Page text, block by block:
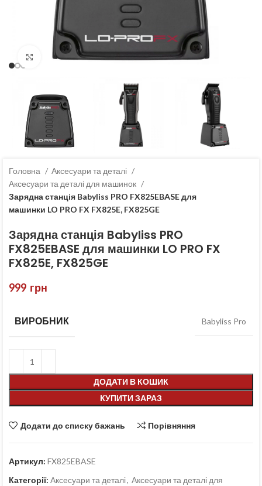
Клацніть, щоб збільшити
Головна
Аксесуари та деталі
Аксесуари та деталі для машинок
Зарядна станція Babyliss PRO FX825EBASE для
машинки LO PRO FX FX825E, FX825GE
Зарядна станція Babyliss PRO
FX825EBASE для машинки LO PRO FX
FX825E, FX825GE
999 грн
ВИРОБНИК Babyliss Pro
ДОДАТИ В КОШИК
КУПИТИ ЗАРАЗ
Додати до списку бажань Порівняння
Артикул: FX825EBASE
Категорії: Аксесуари та деталі, Аксесуари та деталі для